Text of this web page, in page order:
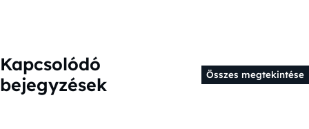
Kapcsolódó
bejegyzések
Összes megtekintése